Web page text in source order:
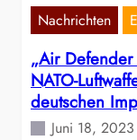
Nachrichten
„Air
NATO-
deutschen
Juni 18, 2023